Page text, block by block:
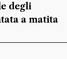
degli
a matita